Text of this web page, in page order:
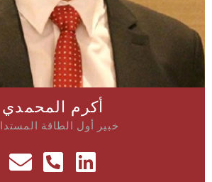
أكرم المحمدي
خبير أول الطاقة